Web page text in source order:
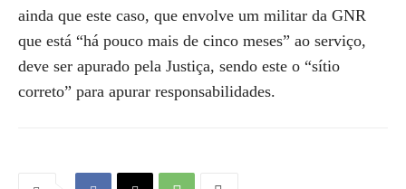
ainda que este caso, que envolve um militar da GNR
que está “há pouco mais de cinco meses” ao serviço,
deve ser apurado pela Justiça, sendo este o “sítio
correto” para apurar responsabilidades.